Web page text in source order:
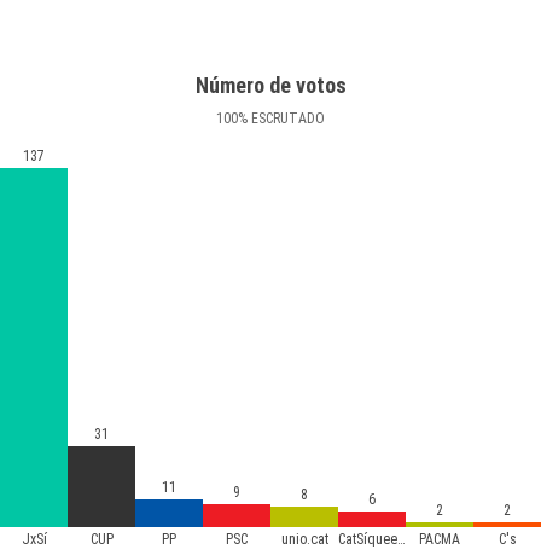
Número de votos
100% ESCRUTADO
JxSí CUP PP PSC unio.cat CatSíqueesPot PACMA C's
137
31
11 9 8 6
2 2